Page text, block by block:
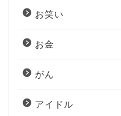
お笑い
お金
がん
アイドル